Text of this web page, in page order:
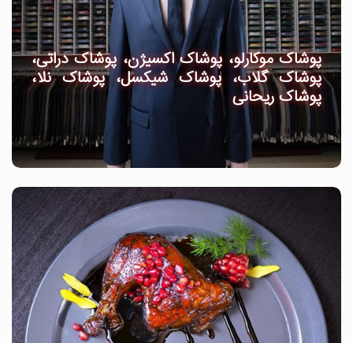
پوشاک موکارلو، پوشاک اکسیژن، پوشاک دراتی،
پوشاک گلاب، پوشاک شیکسل، پوشاک نلا،
پوشاک ریحانی